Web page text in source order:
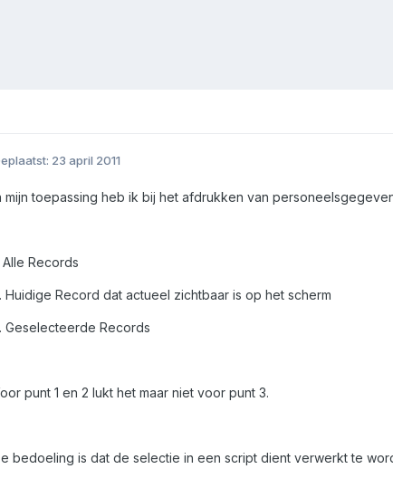
23 april 2011
mijn toepassing heb ik bij het afdrukken van
Alle Records
Huidige Record dat actueel zichtbaar is op het scherm
Geselecteerde Records
punt 1 en 2 lukt het maar niet voor punt 3.
bedoeling is dat de selectie in een script dient verwerkt te